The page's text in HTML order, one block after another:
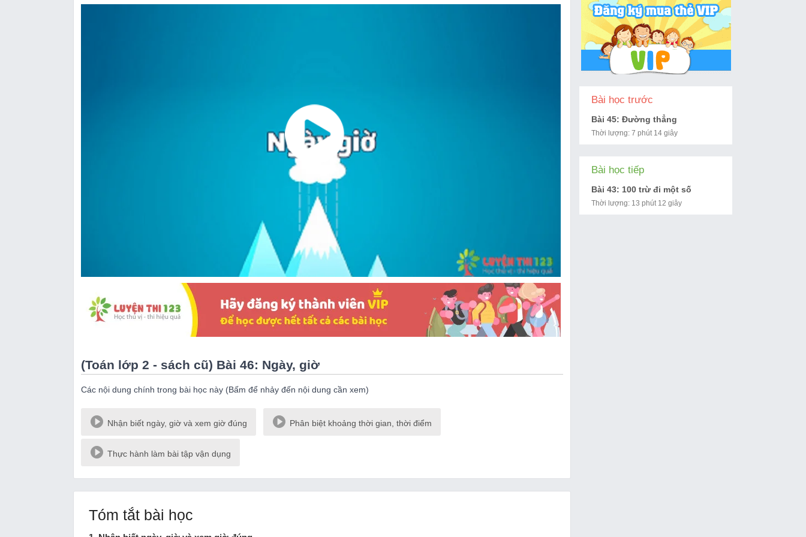
(Toán lớp 2 - sách cũ) Bài 46: Ngày, giờ
Các nội dung chính trong bài học này (Bấm để nhảy đến nội dung cần xem)
Nhận biết ngày, giờ và xem giờ đúng Phân biệt khoảng thời gian, thời điểm
Thực hành làm bài tập vận dụng
Tóm tắt bài học
Bài học trước
Bài 45: Đường thẳng
Thời lượng: 7 phút 14 giây
Bài học tiếp
Bài 43: 100 trừ đi một số
Thời lượng: 13 phút 12 giây